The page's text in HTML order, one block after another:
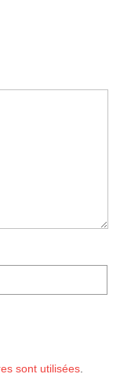
sont utilisées